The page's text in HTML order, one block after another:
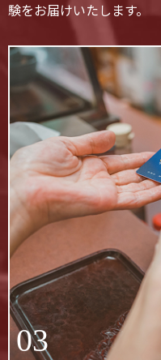
験をお届けいたします。
03